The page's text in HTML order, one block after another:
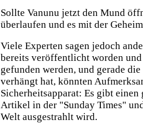
Sollte Vanunu jetzt den Mund
überlaufen und es mit der
Viele Experten sagen jedoch
bereits veröffentlicht worden
gefunden werden, und gerade
verhängt hat, könnten
Sicherheitsapparat: Es gibt
Artikel in der "Sunday Times"
Welt ausgestrahlt wird.